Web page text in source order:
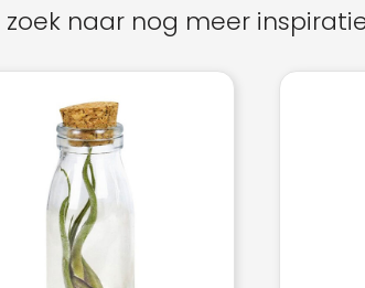
zoek naar nog meer